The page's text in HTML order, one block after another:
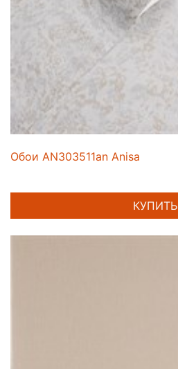
Обои AN303511an Anisa
КУПИТЬ